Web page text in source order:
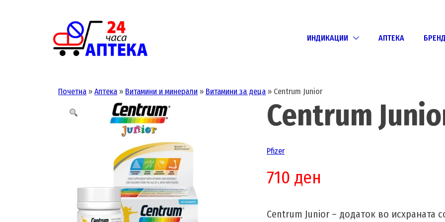
ИНДИКАЦИИ
АПТЕКА
Почетна » Аптека » Витамини и минерали » Витамини за деца » Centrum Junior
Centrum
Pfizer
710 ден
Centrum Junior – додаток во исхраната